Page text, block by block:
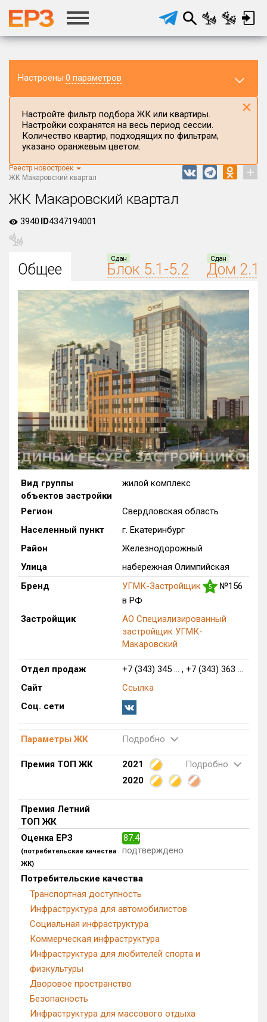
Настроены 0 параметров
Регион ЖК
Все
Все
Район в городе
Все
₽/м² млн ₽
Цена
до
Общая площадь, м²
от до
Срок сдачи
от до
Вид объекта
Кол-во комнат
Только новые
Оценка ЕРЗ ЖК
от до
с продажами
Рейтинг ЕРЗ
Найдено:
Многоквартирных домов
7 из 1 725
Домов с апартаментами
0 из 17
Блокированных домов
0 из 42
Квартир, апартаментов,
блоков в БД
0 из 37 366
Настройте фильтр подбора ЖК или квартиры.
Настройки сохранятся на весь период сессии.
Количество квартир, подходящих по фильтрам,
указано оранжевым цветом.
×
Реестр новостроек
ЖК Макаровский квартал
+
ЖК Макаровский квартал
3940 ID4347194001
Общее
Сдан
Блок 5.1-5.2
Сдан
Дом 2.1
Вид группы
объектов застройки
жилой комплекс
Регион
Свердловская область
Населенный пункт
г. Екатеринбург
Район
Железнодорожный
Улица
набережная Олимпийская
Бренд
УГМК-Застройщик 5
№156
в РФ
Застройщик
АО Специализированный
застройщик УГМК-
Макаровский
Отдел продаж
+7 (343) 345 ... , +7 (343) 363 ...
Сайт
Ссылка
Соц. сети
Параметры ЖК Подробно
Премия ТОП ЖК 2021
Подробно
2020
Премия Летний
ТОП ЖК
Оценка ЕРЗ
(потребительские качества
ЖК)
87.4
подтверждено
Потребительские качества
Транспортная доступность
Инфраструктура для автомобилистов
Социальная инфраструктура
Коммерческая инфраструктура
Инфраструктура для любителей спорта и
физкультуры
Дворовое пространство
Безопасность
Инфраструктура для массового отдыха